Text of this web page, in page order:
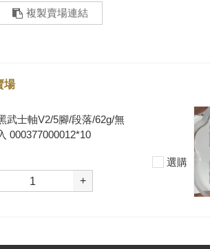
複製賣場連結
場
武士軸V2/5腳/段落/62g/無
000377000012*10
+
選購